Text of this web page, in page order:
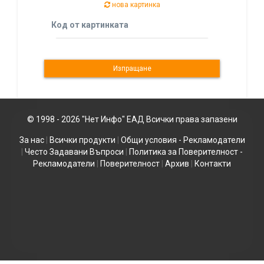
нова картинка
Код от картинката
© 1998 - 2026 "Нет Инфо" ЕАД Всички права запазени
За нас| Всички продукти
Общи условия - Рекламодатели
Често Задавани Въпроси
Политика за Поверителност -
Рекламодатели
Поверителност Архив Контакти